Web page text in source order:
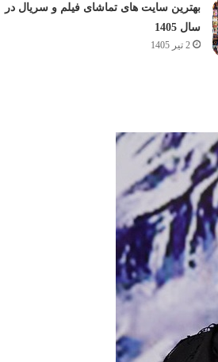
بهترین سایت های تماشای فیلم و سریال در
سال 1405
2 تیر 1405